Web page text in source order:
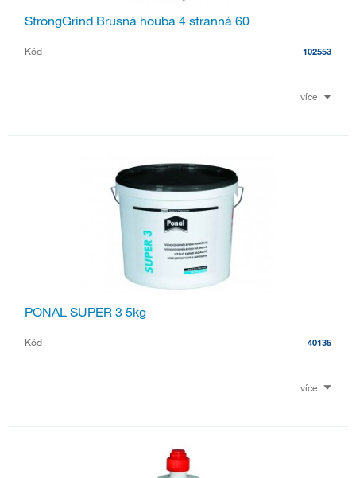
StrongGrind Brusná houba 4 stranná 60
Kód 102553
více
PONAL SUPER 3 5kg
Kód 40135
více